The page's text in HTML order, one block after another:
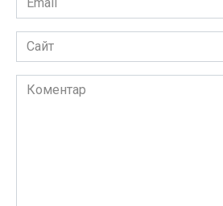
*
Сайт
Коментар